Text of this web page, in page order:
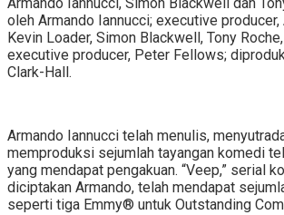
oleh Armando Iannucci; executive producer,
Kevin Loader, Simon Blackwell, Tony
executive producer, Peter Fellows;
Clark-Hall.
Armando Iannucci telah menulis,
memproduksi sejumlah tayangan komedi
yang mendapat pengakuan. “Veep,” serial
diciptakan Armando, telah mendapat
seperti tiga Emmy® untuk Outstanding